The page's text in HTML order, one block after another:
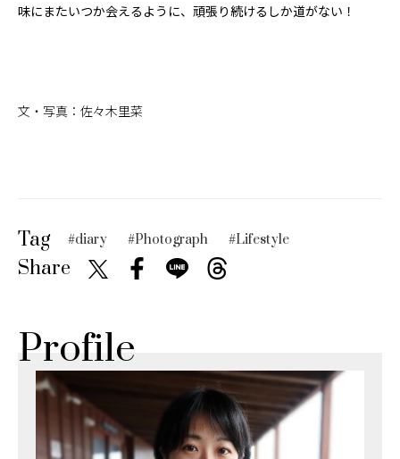
味にまたいつか会えるように、頑張り続けるしか道がない！
文・写真：佐々木里菜
Tag #diary #Photograph #Lifestyle
Share
Profile